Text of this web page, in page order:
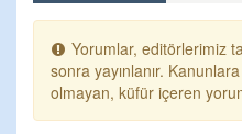
Yorumlar, editörlerimiz
sonra yayınlanır.
olmayan, küfür içeren